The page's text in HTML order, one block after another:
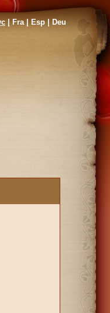
|Fra|Esp | Deu